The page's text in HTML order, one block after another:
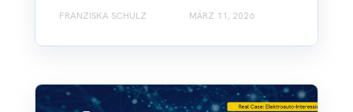
FRANZISKA SCHULZ MÄRZ 11, 2026